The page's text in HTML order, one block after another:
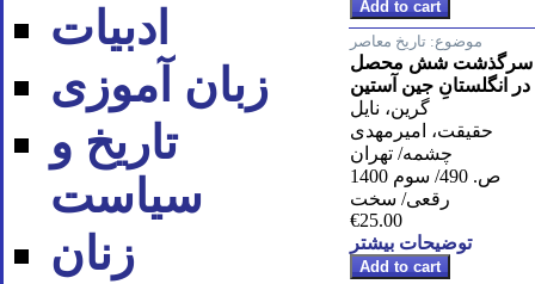
ادبیات
زبان آموزی
تاریخ و
سیاست
زنان
موضوع: تاریخ معاصر
سرگذشت شش محصل
در انگلستانِ جین آستین
گرین، نایل
حقیقت، امیرمهدی
چشمه/ تهران
ص. 490/ سوم 1400
رقعی/ سخت
€25.00
توضیحات بیشتر